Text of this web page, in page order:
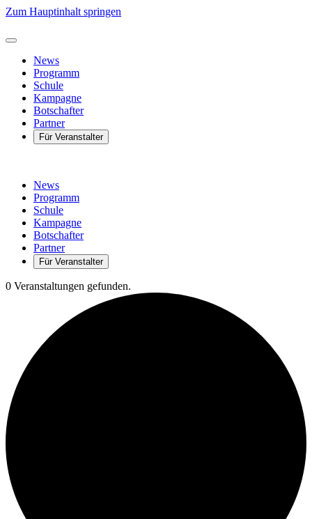
Zum Hauptinhalt springen
News
Programm
Schule
Kampagne
Botschafter
Partner
Für Veranstalter
News
Programm
Schule
Kampagne
Botschafter
Partner
Für Veranstalter
0 Veranstaltungen gefunden.